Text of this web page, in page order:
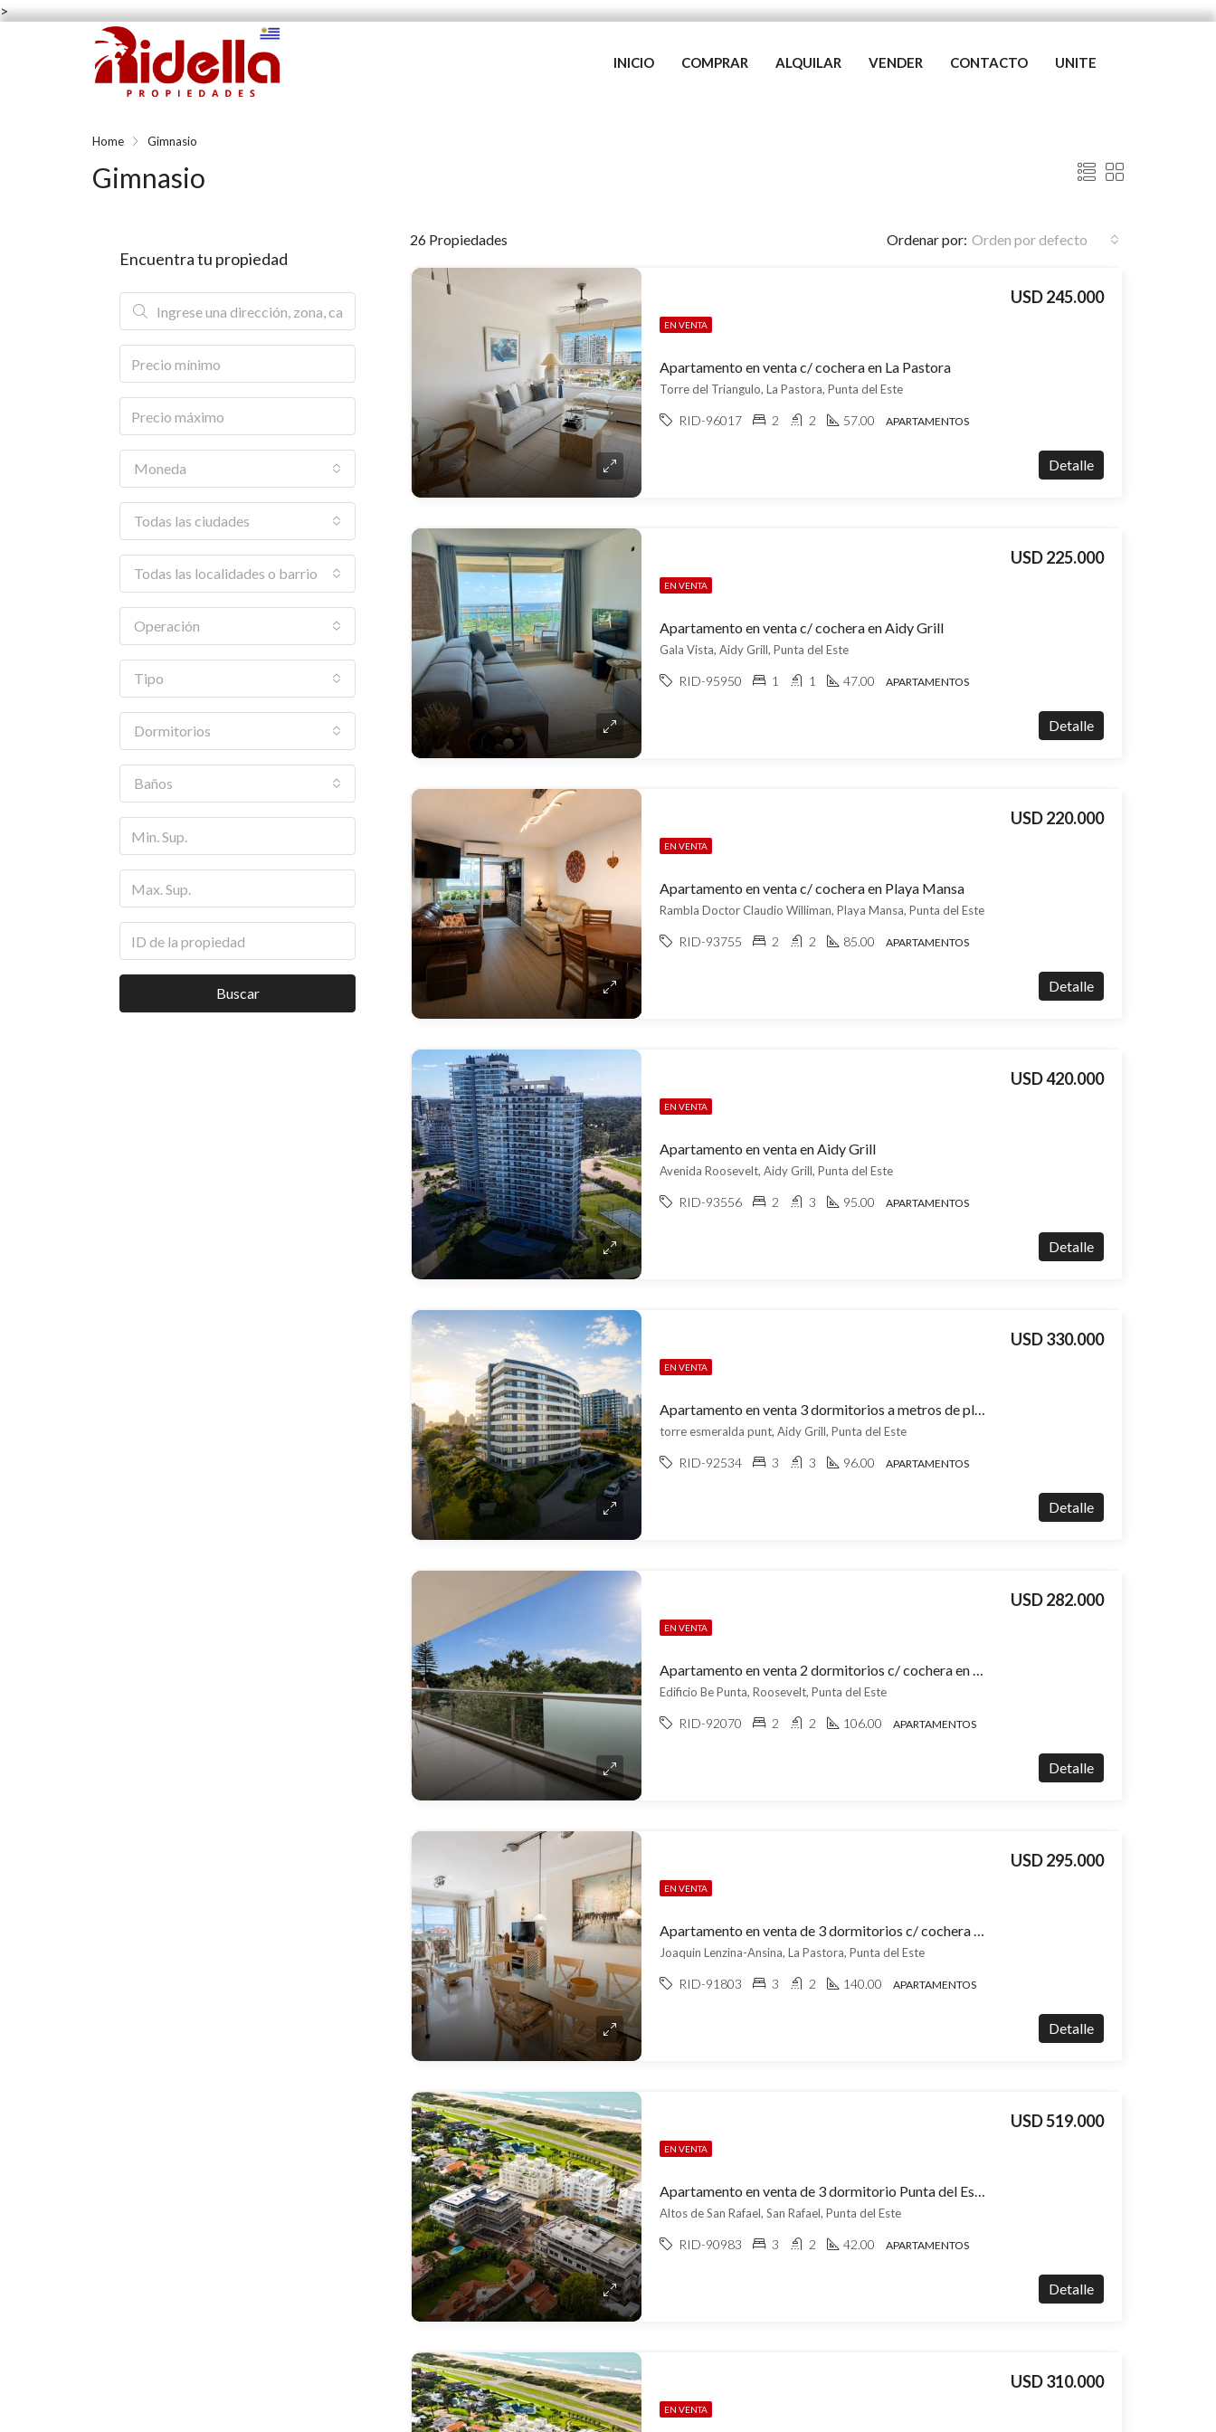
>
INICIO COMPRAR ALQUILAR VENDER CONTACTO UNITE
Home Gimnasio
Gimnasio
26 Propiedades Ordenar por: Orden por defecto
EN VENTA
Apartamento en venta c/ cochera en La Pastora
USD 245.000
Torre del Triangulo, La Pastora, Punta del Este
RID-96017 2 2 57.00 APARTAMENTOS
Detalle
EN VENTA
Apartamento en venta c/ cochera en Aidy Grill
USD 225.000
Gala Vista, Aidy Grill, Punta del Este
RID-95950 1 1 47.00 APARTAMENTOS
Detalle
EN VENTA
Apartamento en venta c/ cochera en Playa Mansa
USD 220.000
Rambla Doctor Claudio Williman, Playa Mansa, Punta del Este
RID-93755 2 2 85.00 APARTAMENTOS
Detalle
EN VENTA
Apartamento en venta en Aidy Grill
USD 420.000
Avenida Roosevelt, Aidy Grill, Punta del Este
RID-93556 2 3 95.00 APARTAMENTOS
Detalle
EN VENTA
Apartamento en venta 3 dormitorios a metros de playa brava, cochera – Aidy Grill
USD 330.000
torre esmeralda punt, Aidy Grill, Punta del Este
RID-92534 3 3 96.00 APARTAMENTOS
Detalle
EN VENTA
Apartamento en venta 2 dormitorios c/ cochera en Roosevelt
USD 282.000
Edificio Be Punta, Roosevelt, Punta del Este
RID-92070 2 2 106.00 APARTAMENTOS
Detalle
EN VENTA
Apartamento en venta de 3 dormitorios c/ cochera en La Pastora
USD 295.000
Joaquin Lenzina-Ansina, La Pastora, Punta del Este
RID-91803 3 2 140.00 APARTAMENTOS
Detalle
EN VENTA
Apartamento en venta de 3 dormitorio Punta del Este San Rafael, vistas al mar y a una cuadra de Playa Brava, entrega 2026
USD 519.000
Altos de San Rafael, San Rafael, Punta del Este
RID-90983 3 2 42.00 APARTAMENTOS
Detalle
EN VENTA
USD 310.000
Encuentra tu propiedad
Moneda
Todas las ciudades
Todas las localidades o barrios
Operación
Tipo
Dormitorios
Baños
Buscar